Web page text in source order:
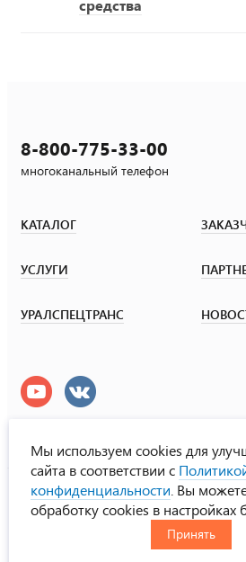
средства
8-800-775-33-00
многоканальный телефон
КАТАЛОГ
УСЛУГИ
УРАЛСПЕЦТРАНС
УралСпецТранс
© ООО «Урал СТ», 2000-2026
Политика конфиденциальности
CHN
Мы используем cookies для
сайта в соответствии с
конфиденциальности . Вы
обработку cookies в настройках
Принять